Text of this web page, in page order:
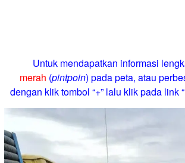
Untuk mendapatkan informasi
merah (pintpoin) pada peta, atau
dengan klik tombol “+” lalu klik pada link “